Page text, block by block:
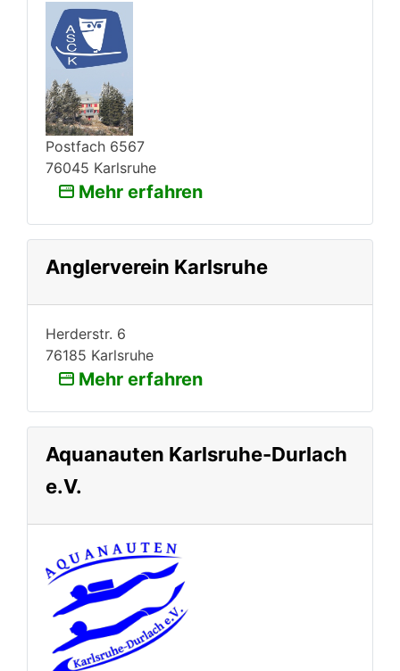
Postfach 6567
76045 Karlsruhe
Mehr erfahren
Anglerverein Karlsruhe
Herderstr. 6
76185 Karlsruhe
Mehr erfahren
Aquanauten Karlsruhe-Durlach
e.V.